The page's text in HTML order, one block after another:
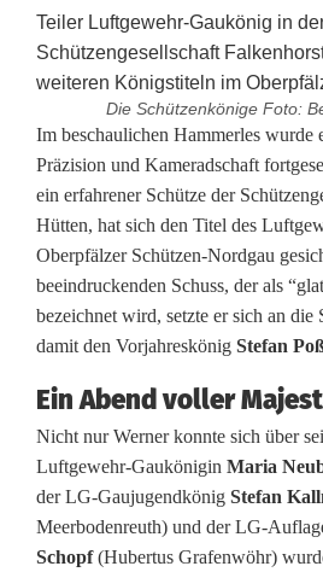
Die Schützenkönige Foto:
S
c
h
ü
t
e
n
k
ö
Im beschaulichen Hammerles wurde
Präzision und Kameradschaft
ein erfahrener Schütze der
Hütten, hat sich den Titel des
Oberpfälzer Schützen-Nordgau
beeindruckenden Schuss, der als
bezeichnet wird, setzte er sich an die
damit den Vorjahreskönig Stefan
Ein Abend voller
Nicht nur Werner konnte sich über
Luftgewehr-Gaukönigin Maria
der LG-Gaujugendkönig Stefan
Meerbodenreuth) und der LG-
Schopf(Hubertus Grafenwöhr)